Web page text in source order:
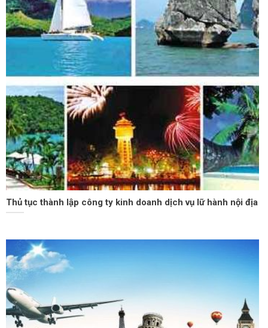
Thủ tục thành lập công ty kinh doanh dịch vụ lữ hành nội địa